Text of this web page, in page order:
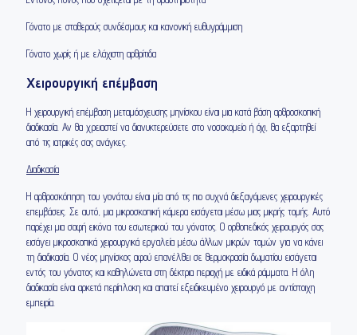
Γόνατο με σταθερούς συνδέσμους και κανονική ευθυγράμμιση
Γόνατο χωρίς ή με ελάχιστη αρθρίτιδα
Χειρουργική επέμβαση
Η χειρουργική επέμβαση μεταμόσχευσης μηνίσκου είναι μια κατά βάση αρθροσκοπική
διαδικασία. Αν θα χρειαστεί να διανυκτερεύσετε στο νοσοκομείο ή όχι, θα εξαρτηθεί
από τις ιατρικές σας ανάγκες.
Διαδικασία
Η αρθροσκόπηση του γονάτου είναι μία από τις πιο συχνά διεξαγόμενες χειρουργικές
επεμβάσεις. Σε αυτό, μια μικροσκοπική κάμερα εισάγεται μέσω μιας μικρής τομής. Αυτό
παρέχει μια σαφή εικόνα του εσωτερικού του γόνατος. Ο ορθοπεδικός χειρουργός σας
εισάγει μικροσκοπικά χειρουργικά εργαλεία μέσω άλλων μικρών τομών για να κάνει
τη διαδικασία. Ο νέος μηνίσκος αφού επανέλθει σε θερμοκρασία δωματίου εισάγεται
εντός του γόνατος και καθηλώνεται στη δέκτρια περιοχή με ειδικά ράμματα. Η όλη
διαδικασία είναι αρκετά περίπλοκη και απαιτεί εξειδικευμένο χειρουργό με αντίστοιχη
εμπειρία.